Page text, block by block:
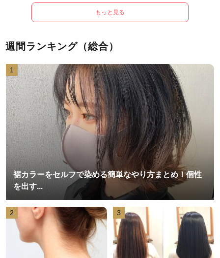
もっと見る
週間ランキング（総合）
1
裾カラーをセルフで染める簡単なやり方まとめ！個性
を出す...
2 3